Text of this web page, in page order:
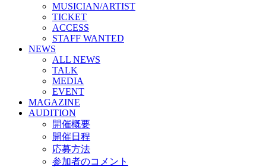
MUSICIAN/ARTIST
TICKET
ACCESS
STAFF WANTED
NEWS
ALL NEWS
TALK
MEDIA
EVENT
MAGAZINE
AUDITION
開催概要
開催日程
応募方法
参加者のコメント